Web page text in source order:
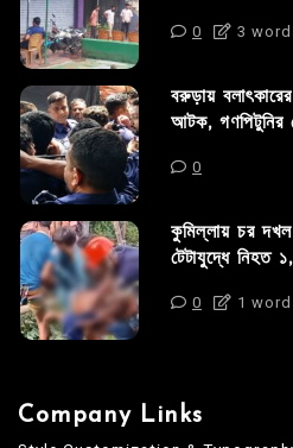
0 3
বরুড়ায়
আটক, গণপিটুনির
0
কুমিল্লায় চর দখল
টেটাযুদ্ধে
0 1 word
Company Links